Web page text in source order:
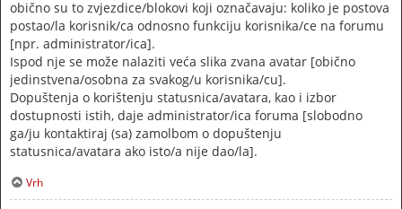
obično su to zvjezdice/blokovi koji označavaju: koliko je postova
postao/la korisnik/ca odnosno funkciju korisnika/ce na forumu
[npr. administrator/ica].
Ispod nje se može nalaziti veća slika zvana avatar [obično
jedinstvena/osobna za svakog/u korisnika/cu].
Dopuštenja o korištenju statusnica/avatara, kao i izbor
dostupnosti istih, daje administrator/ica foruma [slobodno
ga/ju kontaktiraj (sa) zamolbom o dopuštenju
statusnica/avatara ako isto/a nije dao/la].
Vrh